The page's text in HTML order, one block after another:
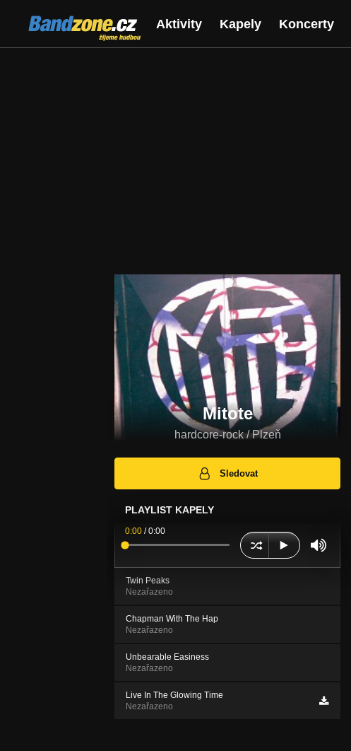
Bandzone.cz
žijeme hudbou
Aktivity Kapely Koncerty
Mitote
hardcore-rock / Plzeň
Sledovat
PLAYLIST KAPELY
0:00 /0:00
Twin Peaks
Nezařazeno
Chapman With The Hap
Nezařazeno
Unbearable Easiness
Nezařazeno
Live In The Glowing Time
Nezařazeno